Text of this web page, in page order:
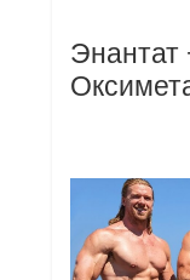
Энантат